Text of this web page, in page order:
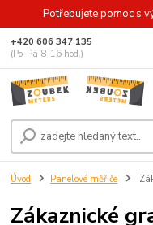
Potřebujete pomoc s
+420 606 347 135
(Po-Pá 8-16 hod.)
Úvod Panelové měřiče
Zákaznické